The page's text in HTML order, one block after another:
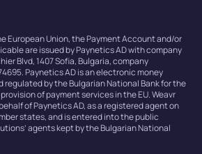
European Union, the Payment Account and/or
are issued by Paynetics AD with company
Blvd, 1407 Sofia, Bulgaria, company
Paynetics AD is an electronic money
by the Bulgarian National Bank for the
of payment services in the EU. Weavr
of Paynetics AD, as a registered agent on
states, and is entered into the public
agents kept by the Bulgarian National